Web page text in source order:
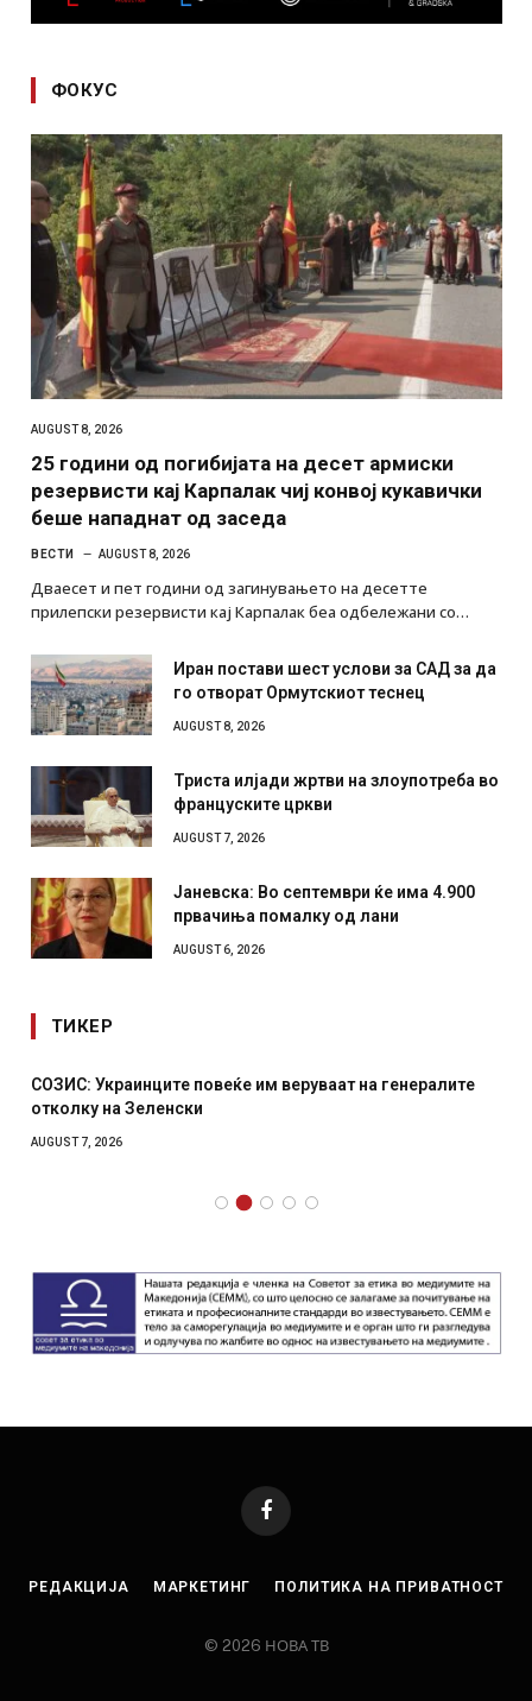
ФОКУС
AUGUST 8, 2026
25 години од погибијата на десет армиски
резервисти кај Карпалак чиј конвој кукавички
беше нападнат од заседа
ВЕСТИ AUGUST 8, 2026
Дваесет и пет години од загинувањето на десетте
прилепски резервисти кај Карпалак беа одбележани со…
Иран постави шест услови за САД за да
го отворат Ормутскиот теснец
AUGUST 8, 2026
Триста илјади жртви на злоупотреба во
француските цркви
AUGUST 7, 2026
Јаневска: Во септември ќе има 4.900
првачиња помалку од лани
AUGUST 6, 2026
ТИКЕР
СОЗИС: Украинците повеќе им веруваат на генералите
отколку на Зеленски
AUGUST 7, 2026
Facebook
РЕДАКЦИЈА МАРКЕТИНГ ПОЛИТИКА НА ПРИВАТНОСТ
© 2026 НОВА ТВ